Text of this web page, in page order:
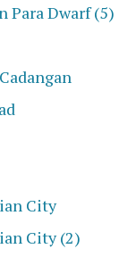
Para Dwarf (5)
City
City (2)